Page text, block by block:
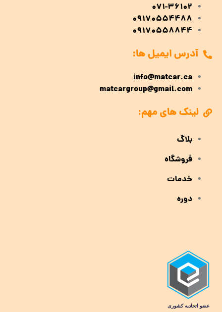
071-36102
09170554488
09170558844
آدرس ایمیل ها:
info@matcar.ca
matcargroup@gmail.com
لینک های مهم:
بلاگ
فروشگاه
خدمات
دوره